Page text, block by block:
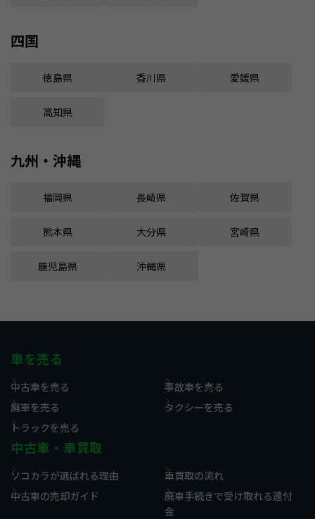
四国
徳島県 香川県 愛媛県
高知県
九州・沖縄
福岡県 長崎県 佐賀県
熊本県 大分県 宮崎県
鹿児島県 沖縄県
車を売る
中古車を売る
事故車を売る
廃車を売る
タクシーを売る
トラックを売る
中古車・車買取
ソコカラが選ばれる理由
車買取の流れ
中古車の売却ガイド
廃車手続きで受け取れる還付
金